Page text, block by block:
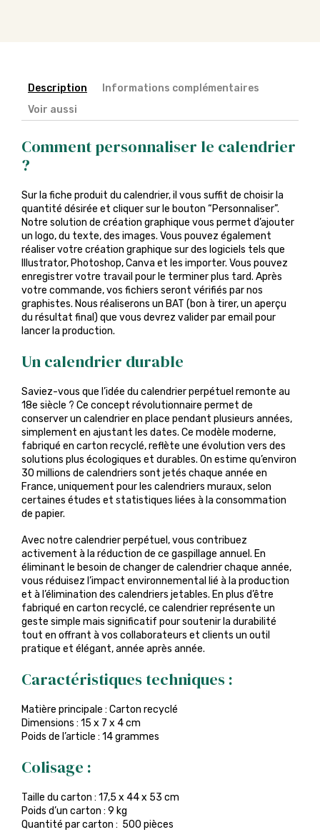
Description
Informations complémentaires
Voir aussi
Comment personnaliser le calendrier
?
Sur la fiche produit du calendrier, il vous suffit de choisir la
quantité désirée et cliquer sur le bouton “Personnaliser”.
Notre solution de création graphique vous permet d’ajouter
un logo, du texte, des images. Vous pouvez également
réaliser votre création graphique sur des logiciels tels que
Illustrator, Photoshop, Canva et les importer. Vous pouvez
enregistrer votre travail pour le terminer plus tard. Après
votre commande, vos fichiers seront vérifiés par nos
graphistes. Nous réaliserons un BAT (bon à tirer, un aperçu
du résultat final) que vous devrez valider par email pour
lancer la production.
Un calendrier durable
Saviez-vous que l’idée du calendrier perpétuel remonte au
18e siècle ? Ce concept révolutionnaire permet de
conserver un calendrier en place pendant plusieurs années,
simplement en ajustant les dates. Ce modèle moderne,
fabriqué en carton recyclé, reflète une évolution vers des
solutions plus écologiques et durables. On estime qu’environ
30 millions de calendriers sont jetés chaque année en
France, uniquement pour les calendriers muraux, selon
certaines études et statistiques liées à la consommation
de papier.
Avec notre calendrier perpétuel, vous contribuez
activement à la réduction de ce gaspillage annuel. En
éliminant le besoin de changer de calendrier chaque année,
vous réduisez l’impact environnemental lié à la production
et à l’élimination des calendriers jetables. En plus d’être
fabriqué en carton recyclé, ce calendrier représente un
geste simple mais significatif pour soutenir la durabilité
tout en offrant à vos collaborateurs et clients un outil
pratique et élégant, année après année.
Caractéristiques techniques :
Matière principale : Carton recyclé
Dimensions : 15 x 7 x 4 cm
Poids de l’article : 14 grammes
Colisage :
Taille du carton : 17,5 x 44 x 53 cm
Poids d’un carton : 9 kg
Quantité par carton : 500 pièces